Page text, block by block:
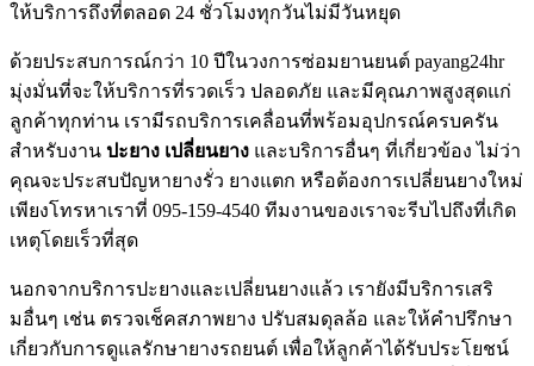
ให้บริการถึงที่ตลอด 24 ชั่วโมงทุกวันไม่มีวันหยุด
ด้วยประสบการณ์กว่า 10 ปีในวงการซ่อมยานยนต์ payang24hr
มุ่งมั่นที่จะให้บริการที่รวดเร็ว ปลอดภัย และมีคุณภาพสูงสุดแก่
ลูกค้าทุกท่าน เรามีรถบริการเคลื่อนที่พร้อมอุปกรณ์ครบครัน
สำหรับงาน ปะยาง เปลี่ยนยาง และบริการอื่นๆ ที่เกี่ยวข้อง ไม่ว่า
คุณจะประสบปัญหายางรั่ว ยางแตก หรือต้องการเปลี่ยนยางใหม่
เพียงโทรหาเราที่ 095-159-4540 ทีมงานของเราจะรีบไปถึงที่เกิด
เหตุโดยเร็วที่สุด
นอกจากบริการปะยางและเปลี่ยนยางแล้ว เรายังมีบริการเสริ
มอื่นๆ เช่น ตรวจเช็คสภาพยาง ปรับสมดุลล้อ และให้คำปรึกษา
เกี่ยวกับการดูแลรักษายางรถยนต์ เพื่อให้ลูกค้าได้รับประโยชน์